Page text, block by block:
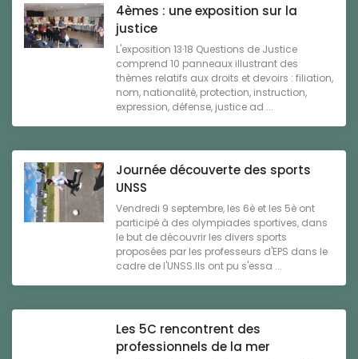
4èmes : une exposition sur la
justice
L'exposition 13·18 Questions de Justice
comprend 10 panneaux illustrant des
thèmes relatifs aux droits et devoirs : filiation,
nom, nationalité, protection, instruction,
expression, défense, justice ad ...
Journée découverte des sports
UNSS
Vendredi 9 septembre, les 6è et les 5è ont
participé à des olympiades sportives, dans
le but de découvrir les divers sports
proposées par les professeurs d'EPS dans le
cadre de l'UNSS.Ils ont pu s'essa ...
Les 5C rencontrent des
professionnels de la mer